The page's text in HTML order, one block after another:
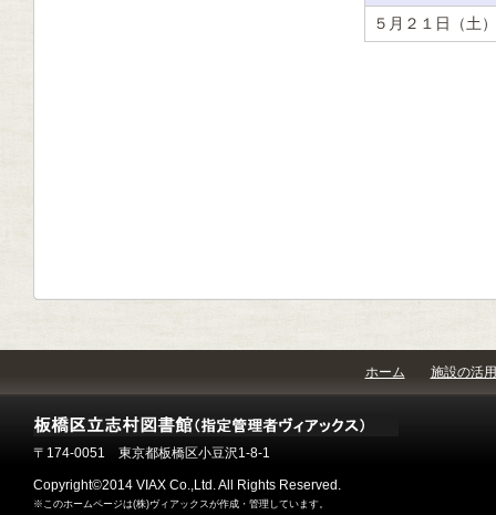
５月２１日（土）
ホーム 施設の活用
〒174-0051 東京都板橋区小豆沢1-8-1
Copyright©2014 VIAX Co.,Ltd. All Rights Reserved.
※このホームページは(株)ヴィアックスが作成・管理しています。